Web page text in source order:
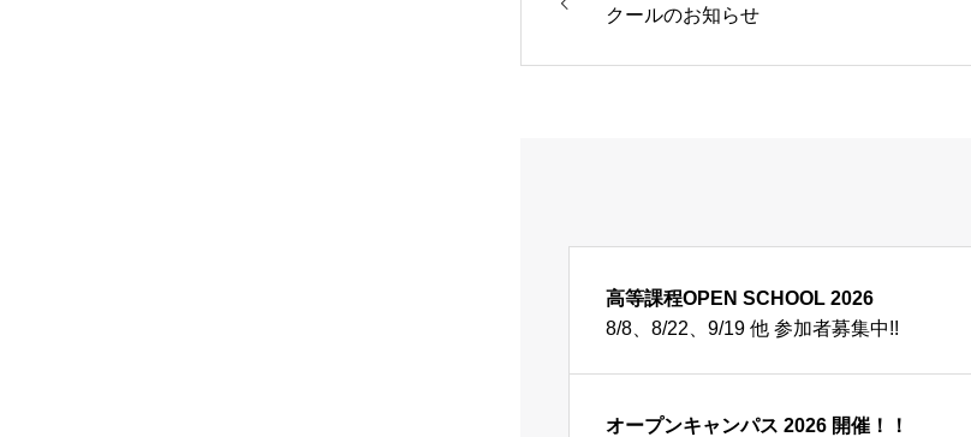
クールのお知らせ
高等課程OPEN SCHOOL 2026
8/8、8/22、9/19 他 参加者募集中!!
オープンキャンパス 2026 開催！！